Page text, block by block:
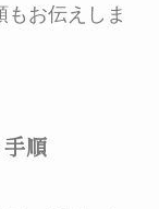
お伝えしま
順